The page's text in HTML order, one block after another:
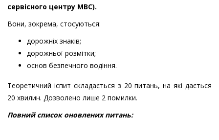
сервісного центру МВС).
Вони, зокрема, стосуються:
дорожніх знаків;
дорожньої розмітки;
основ безпечного водіння.
Теоретичний іспит складається з 20 питань, на які дається
20 хвилин. Дозволено лише 2 помилки.
Повний список оновлених питань: